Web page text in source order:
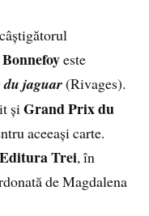
este
du jaguar(Rivages).
șiGrand Prix du
aceeași carte.
Editura Trei, în
de Magdalena